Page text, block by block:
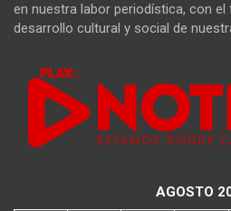
en nuestra labor periodística, con el
desarrollo cultural y social de
AGOSTO